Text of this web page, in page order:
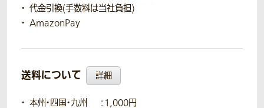
代金引換(手数料は当社負担)
AmazonPay
送料について 詳細
本州・四国・九州 ：1,000円